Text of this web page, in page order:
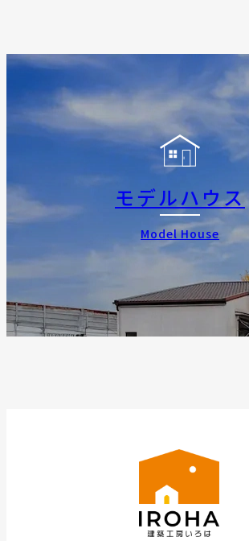
モデルハウス
Model House